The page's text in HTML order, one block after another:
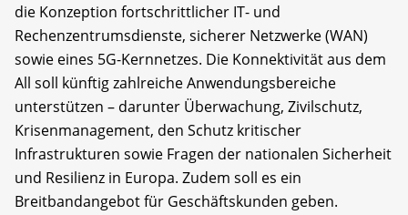
die Konzeption fortschrittlicher IT- und
Rechenzentrumsdienste, sicherer Netzwerke (WAN)
sowie eines 5G-Kernnetzes. Die Konnektivität aus dem
All soll künftig zahlreiche Anwendungsbereiche
unterstützen – darunter Überwachung, Zivilschutz,
Krisenmanagement, den Schutz kritischer
Infrastrukturen sowie Fragen der nationalen Sicherheit
und Resilienz in Europa. Zudem soll es ein
Breitbandangebot für Geschäftskunden geben.